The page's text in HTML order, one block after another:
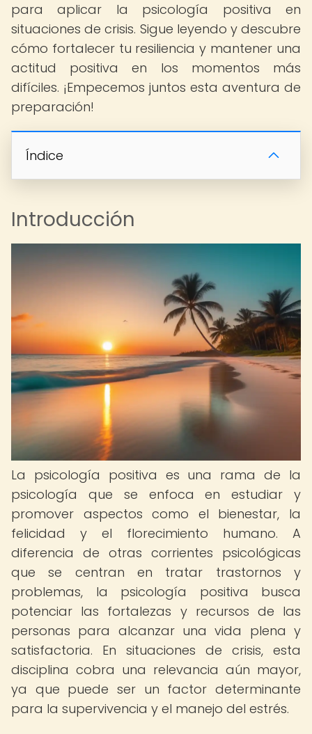
para aplicar la psicología positiva en
situaciones de crisis. Sigue leyendo y descubre
cómo fortalecer tu resiliencia y mantener una
actitud positiva en los momentos más
difíciles. ¡Empecemos juntos esta aventura de
preparación!
Índice
Introducción
La psicología positiva es una rama de la
psicología que se enfoca en estudiar y
promover aspectos como el bienestar, la
felicidad y el florecimiento humano. A
diferencia de otras corrientes psicológicas
que se centran en tratar trastornos y
problemas, la psicología positiva busca
potenciar las fortalezas y recursos de las
personas para alcanzar una vida plena y
satisfactoria. En situaciones de crisis, esta
disciplina cobra una relevancia aún mayor,
ya que puede ser un factor determinante
para la supervivencia y el manejo del estrés.